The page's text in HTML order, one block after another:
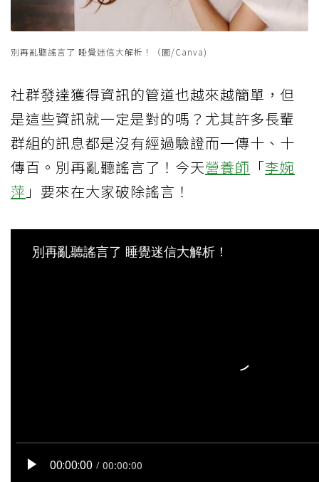
別再亂聽謠言了 睡覺迷信大解析！（圖/Canva)
社群發達獲得資訊的管道也越來越簡單，但
是這些資訊就一定是對的嗎？尤其許多長輩
群組的訊息都是沒有經過驗證而一傳十、十
傳百。別再亂聽謠言了！今天營養師 「李婉
萍 」要來在大家破除謠言！